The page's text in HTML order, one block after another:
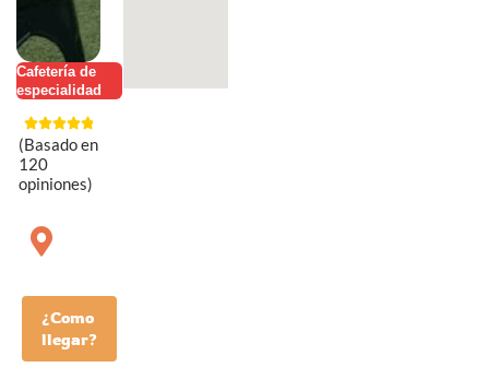
Cafetería de
especialidad
(Basado en
120
opiniones)
¿Como
llegar?